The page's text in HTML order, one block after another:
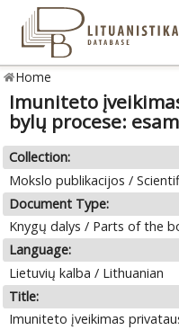
Home
Imuniteto
bylų procese:
Collection:
Mokslo publikacijos /
Document Type:
Knygų dalys / Parts of the
Language:
Lietuvių kalba / Lithuanian
Title:
Imuniteto įveikimas